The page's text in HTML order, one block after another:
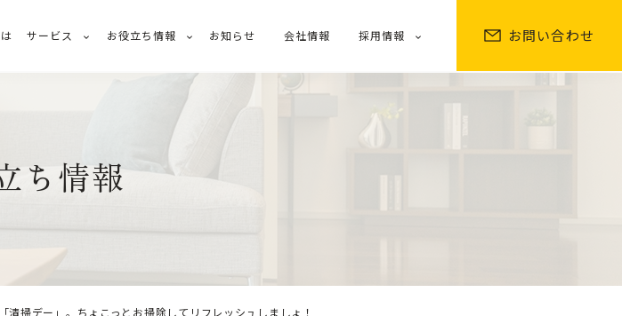
サービス お役立ち情報 お知らせ 会社情報 採用情報 お問い合わせ
ち情報
掃デー」。ちょこっとお掃除してリフレッシュしましょ！